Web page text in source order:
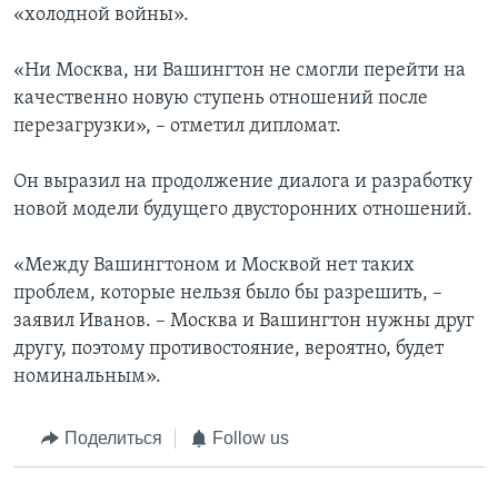
«холодной войны».
«Ни Москва, ни Вашингтон не смогли перейти на
качественно новую ступень отношений после
перезагрузки», – отметил дипломат.
Он выразил на продолжение диалога и разработку
новой модели будущего двусторонних отношений.
«Между Вашингтоном и Москвой нет таких
проблем, которые нельзя было бы разрешить, –
заявил Иванов. – Москва и Вашингтон нужны друг
другу, поэтому противостояние, вероятно, будет
номинальным».
Поделиться Follow us